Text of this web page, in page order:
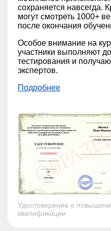
сохраняется навсегда.
могут смотреть 1000+
после окончания
Особое внимание на
участники выполняют
тестирования и
экспертов.
Подробнее
Удостоверение о
квалификации